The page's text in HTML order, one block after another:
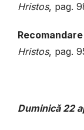
Hristos, pag.
Hristos, pag.
Duminică 22